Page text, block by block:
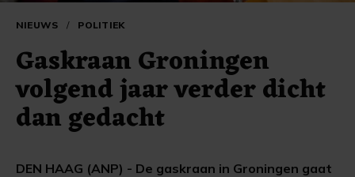
NIEUWS / POLITIEK
Gaskraan Groningen
volgend jaar verder dicht
dan gedacht
DEN HAAG (ANP) - De gaskraan in Groningen gaat